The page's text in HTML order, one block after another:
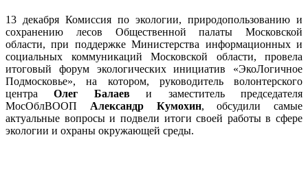
13 декабря Комиссия по экологии, природопользованию и
сохранению лесов Общественной палаты Московской
области, при поддержке Министерства информационных и
социальных коммуникаций Московской области, провела
итоговый форум экологических инициатив «ЭкоЛогичное
Подмосковье», на котором, руководитель волонтерского
центраОлег Балаеви заместитель председателя
МосОблВООП Александр Кумохин, обсудили самые
актуальные вопросы и подвели итоги своей работы в сфере
экологии и охраны окружающей среды.